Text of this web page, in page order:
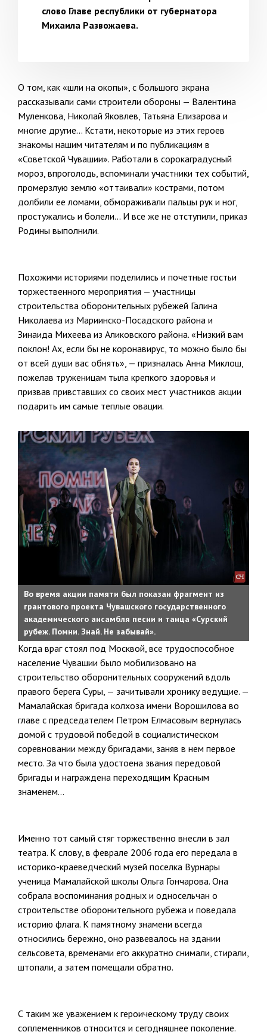
слово Главе республики от губернатора
Михаила Развожаева.
О том, как «шли на окопы», с большого экрана
рассказывали сами строители обороны — Валентина
Муленкова, Николай Яковлев, Татьяна Елизарова и
многие другие… Кстати, некоторые из этих героев
знакомы нашим читателям и по публикациям в
«Советской Чувашии». Работали в сорокаградусный
мороз, впроголодь, вспоминали участники тех событий,
промерзлую землю «оттаивали» кострами, потом
долбили ее ломами, обмораживали пальцы рук и ног,
простужались и болели… И все же не отступили, приказ
Родины выполнили.
Похожими историями поделились и почетные гостьи
торжественного мероприятия — участницы
строительства оборонительных рубежей Галина
Николаева из Мариинско-Посадского района и
Зинаида Михеева из Аликовского района. «Низкий вам
поклон! Ах, если бы не коронавирус, то можно было бы
от всей души вас обнять», — призналась Анна Миклош,
пожелав труженицам тыла крепкого здоровья и
призвав привставших со своих мест участников акции
подарить им самые теплые овации.
Во время акции памяти был показан фрагмент из
грантового проекта Чувашского государственного
академического ансамбля песни и танца «Сурский
рубеж. Помни. Знай. Не забывай».
Когда враг стоял под Москвой, все трудоспособное
население Чувашии было мобилизовано на
строительство оборонительных сооружений вдоль
правого берега Суры, — зачитывали хронику ведущие. —
Мамалайская бригада колхоза имени Ворошилова во
главе с председателем Петром Елмасовым вернулась
домой с трудовой победой в социалистическом
соревновании между бригадами, заняв в нем первое
место. За что была удостоена звания передовой
бригады и награждена переходящим Красным
знаменем…
Именно тот самый стяг торжественно внесли в зал
театра. К слову, в феврале 2006 года его передала в
историко-краеведческий музей поселка Вурнары
ученица Мамалайской школы Ольга Гончарова. Она
собрала воспоминания родных и односельчан о
строительстве оборонительного рубежа и поведала
историю флага. К памятному знамени всегда
относились бережно, оно развевалось на здании
сельсовета, временами его аккуратно снимали, стирали,
штопали, а затем помещали обратно.
С таким же уважением к героическому труду своих
соплеменников относится и сегодняшнее поколение.